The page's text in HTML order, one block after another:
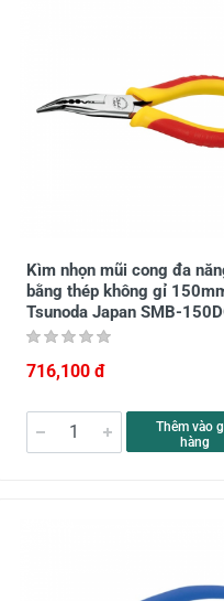
Kìm nhọn mũi cong đa
bằng thép không gỉ
Tsunoda Japan SMB-
716,100 đ
Thêm vào
hàng